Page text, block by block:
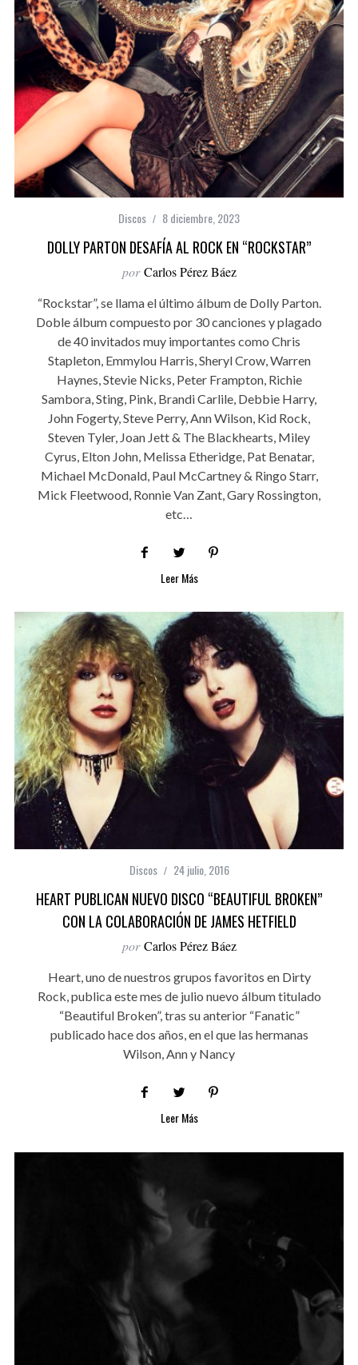
Discos 8 diciembre, 2023
DOLLY PARTON DESAFÍA AL ROCK EN “ROCKSTAR”
por Carlos Pérez Báez
“Rockstar”, se llama el último álbum de Dolly Parton.
Doble álbum compuesto por 30 canciones y plagado
de 40 invitados muy importantes como Chris
Stapleton, Emmylou Harris, Sheryl Crow, Warren
Haynes, Stevie Nicks, Peter Frampton, Richie
Sambora, Sting, Pink, Brandi Carlile, Debbie Harry,
John Fogerty, Steve Perry, Ann Wilson, Kid Rock,
Steven Tyler, Joan Jett & The Blackhearts, Miley
Cyrus, Elton John, Melissa Etheridge, Pat Benatar,
Michael McDonald, Paul McCartney & Ringo Starr,
Mick Fleetwood, Ronnie Van Zant, Gary Rossington,
etc…
Leer Más
Discos 24 julio, 2016
HEART PUBLICAN NUEVO DISCO “BEAUTIFUL BROKEN”
CON LA COLABORACIÓN DE JAMES HETFIELD
por Carlos Pérez Báez
Heart, uno de nuestros grupos favoritos en Dirty
Rock, publica este mes de julio nuevo álbum titulado
“Beautiful Broken”, tras su anterior “Fanatic”
publicado hace dos años, en el que las hermanas
Wilson, Ann y Nancy
Leer Más